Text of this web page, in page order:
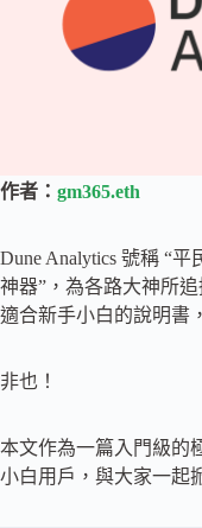
作者： gm365.eth
Dune Analytics 號稱 “平
神器”，為各路大神所
適合新手小白的說明書
非也！
本文作為一篇入門級的
小白用戶，與大家一起